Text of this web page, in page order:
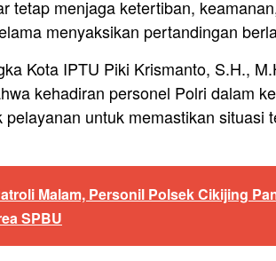
tetap menjaga ketertiban,
menyaksikan pertandingan
Kota IPTU Piki Krismanto, S.H.,
kehadiran personel Polri dalam
pelayanan untuk memastikan situasi
Malam, Personil Polsek Cikijing
SPBU